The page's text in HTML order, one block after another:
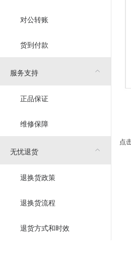
对公转账
货到付款
服务支持
正品保证
维修保障
无忧退货
退换货政策
退换货流程
退货方式和时效
点